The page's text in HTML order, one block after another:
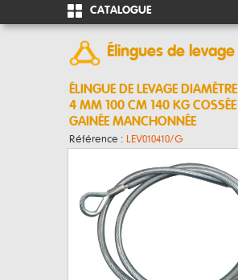
CATALOGUE
Élingues de levage
ÉLINGUE DE LEVAGE DIAMÈTRE
4 MM 100 CM 140 KG COSSÉE
GAINÉE MANCHONNÉE
Référence : LEV010410/G